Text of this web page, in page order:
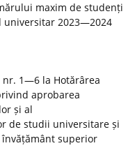
maxim de studenți
universitar 2023—2024
nr. 1—6 la Hotărârea
aprobarea
și al
de studii universitare și
superior